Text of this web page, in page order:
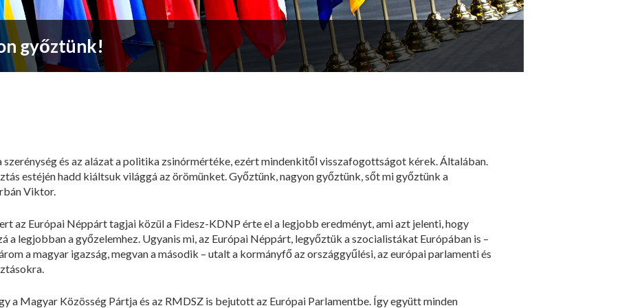
győztünk!
szerénység és az alázat a politika zsinórmértéke, ezért mindenkitől visszafogottságot kérek. Általában.
estéjén hadd kiáltsuk világgá az örömünket. Győztünk, nagyon győztünk, sőt mi győztünk a
Viktor.
az Európai Néppárt tagjai közül a Fidesz-KDNP érte el a legjobb eredményt, ami azt jelenti, hogy
a legjobban a győzelemhez. Ugyanis mi, az Európai Néppárt, legyőztük a szocialistákat Európában is –
a magyar igazság, megvan a második – utalt a kormányfő az országgyűlési, az európai parlamenti és
a Magyar Közösség Pártja és az RMDSZ is bejutott az Európai Parlamentbe. Így együtt minden